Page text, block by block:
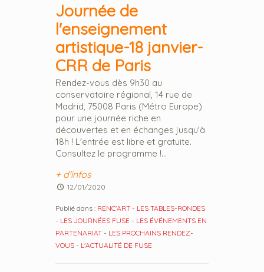
Journée de
l'enseignement
artistique-18 janvier-
CRR de Paris
Rendez-vous dès 9h30 au
conservatoire régional, 14 rue de
Madrid, 75008 Paris (Métro Europe)
pour une journée riche en
découvertes et en échanges jusqu'à
18h ! L'entrée est libre et gratuite.
Consultez le programme !...
+ d'infos
12/01/2020
Publié dans : RENC'ART - LES TABLES-RONDES
- LES JOURNÉES FUSE - LES ÉVÉNEMENTS EN
PARTENARIAT - LES PROCHAINS RENDEZ-
VOUS - L'ACTUALITÉ DE FUSE